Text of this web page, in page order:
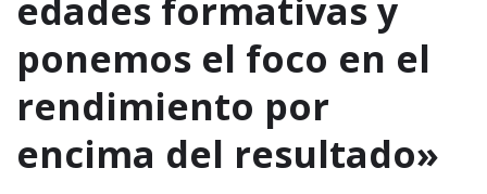
edades formativas y
ponemos el foco en el
rendimiento por
encima del resultado»